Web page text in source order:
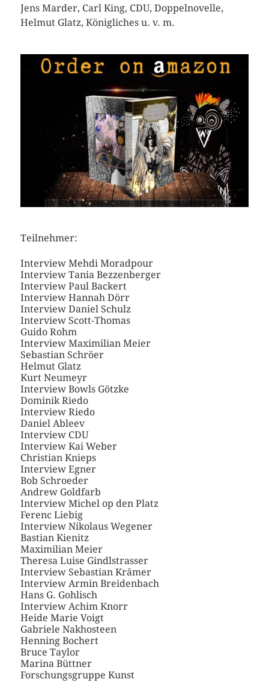
Jens Marder, Carl King, CDU, Doppelnovelle,
Helmut Glatz, Königliches u. v. m.
Teilnehmer:
Interview Mehdi Moradpour
Interview Tania Bezzenberger
Interview Paul Backert
Interview Hannah Dörr
Interview Daniel Schulz
Interview Scott-Thomas
Guido Rohm
Interview Maximilian Meier
Sebastian Schröer
Helmut Glatz
Kurt Neumeyr
Interview Bowls Götzke
Dominik Riedo
Interview Riedo
Daniel Ableev
Interview CDU
Interview Kai Weber
Christian Knieps
Interview Egner
Bob Schroeder
Andrew Goldfarb
Interview Michel op den Platz
Ferenc Liebig
Interview Nikolaus Wegener
Bastian Kienitz
Maximilian Meier
Theresa Luise Gindlstrasser
Interview Sebastian Krämer
Interview Armin Breidenbach
Hans G. Gohlisch
Interview Achim Knorr
Heide Marie Voigt
Gabriele Nakhosteen
Henning Bochert
Bruce Taylor
Marina Büttner
Forschungsgruppe Kunst